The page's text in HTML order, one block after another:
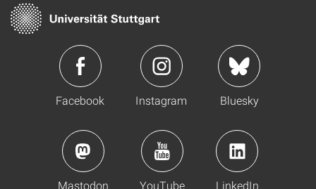
Facebook Instagram Bluesky
Mastodon YouTube LinkedIn